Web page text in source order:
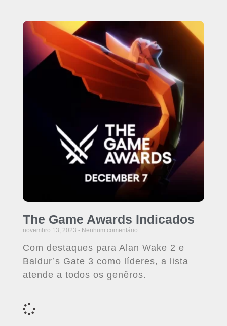
The Game Awards Indicados
novembro 13, 2023 Nenhum comentário
Com destaques para Alan Wake 2 e
Baldur’s Gate 3 como líderes, a lista
atende a todos os genêros.